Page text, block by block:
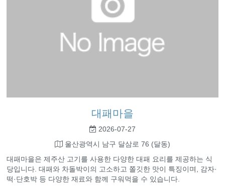
대패마을
2026-07-27
울산광역시 남구 달삼로 76 (달동)
대패마을은 제주산 고기를 사용한 다양한 대패 요리를 제공하는 식
당입니다. 대패와 차돌박이의 고소하고 쫄깃한 맛이 특징이며, 감자·
떡·단호박 등 다양한 재료와 함께 구워먹을 수 있습니다.